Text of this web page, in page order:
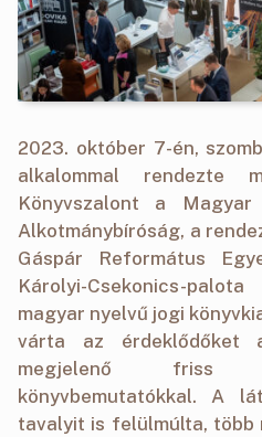
2023. október 7-én,
alkalommal
Könyvszalont a
Alkotmánybíróság, a
Gáspár Református
Károlyi-Csekonics-
magyar nyelvű jogi
várta az érdeklődőket
megjelenő friss
könyvbemutatókkal. A
tavalyit is felülmúlta, több